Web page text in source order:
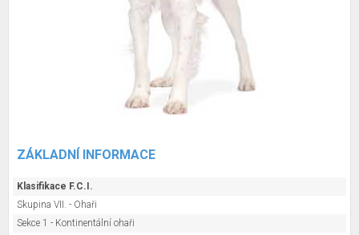
ZÁKLADNÍ INFORMACE
Klasifikace F.C.I.
Skupina VII. - Ohaři
Sekce 1 - Kontinentální ohaři